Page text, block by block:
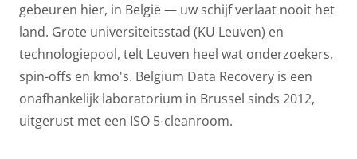
gebeuren hier, in België — uw schijf verlaat nooit het
land. Grote universiteitsstad (KU Leuven) en
technologiepool, telt Leuven heel wat onderzoekers,
spin-offs en kmo's. Belgium Data Recovery is een
onafhankelijk laboratorium in Brussel sinds 2012,
uitgerust met een ISO 5-cleanroom.